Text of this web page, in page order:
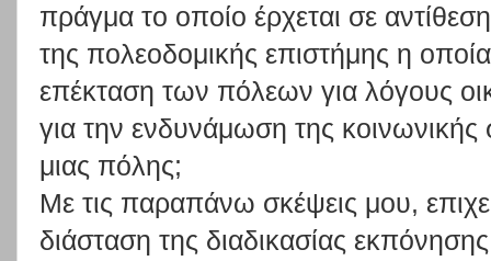
πράγμα το οποίο έρχεται σε αντίθεση
της πολεοδομικής επιστήμης η οποία
επέκταση των πόλεων για λόγους
για την ενδυνάμωση της κοινωνικής
μιας πόλης;
Με τις παραπάνω σκέψεις μου,
διάσταση της διαδικασίας